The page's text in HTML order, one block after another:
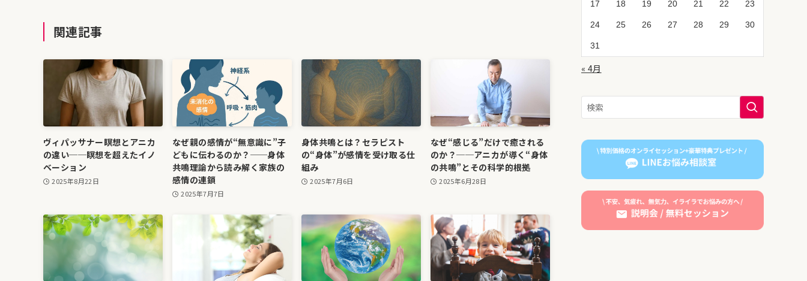
関連記事
ヴィパッサナー瞑想とアニカ
の違い──瞑想を超えたイノ
ベーション
2025年8月22日
なぜ親の感情が“無意識に”子
どもに伝わるのか？──身体
共鳴理論から読み解く家族の
感情の連鎖
2025年7月7日
身体共鳴とは？セラピスト
の“身体”が感情を受け取る仕
組み
2025年7月6日
なぜ“感じる”だけで癒される
のか？──アニカが導く“身体
の共鳴”とその科学的根拠
2025年6月28日
17 18 19 20 21 22 23
24 25 26 27 28 29 30
31
« 4月